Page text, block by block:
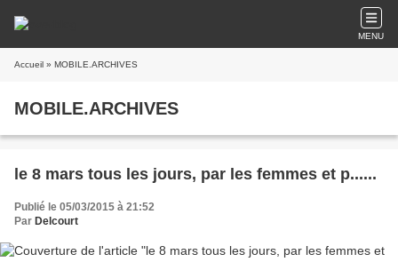
MENU
Accueil » MOBILE.ARCHIVES
MOBILE.ARCHIVES
le 8 mars tous les jours, par les femmes et p......
Publié le 05/03/2015 à 21:52
Par Delcourt